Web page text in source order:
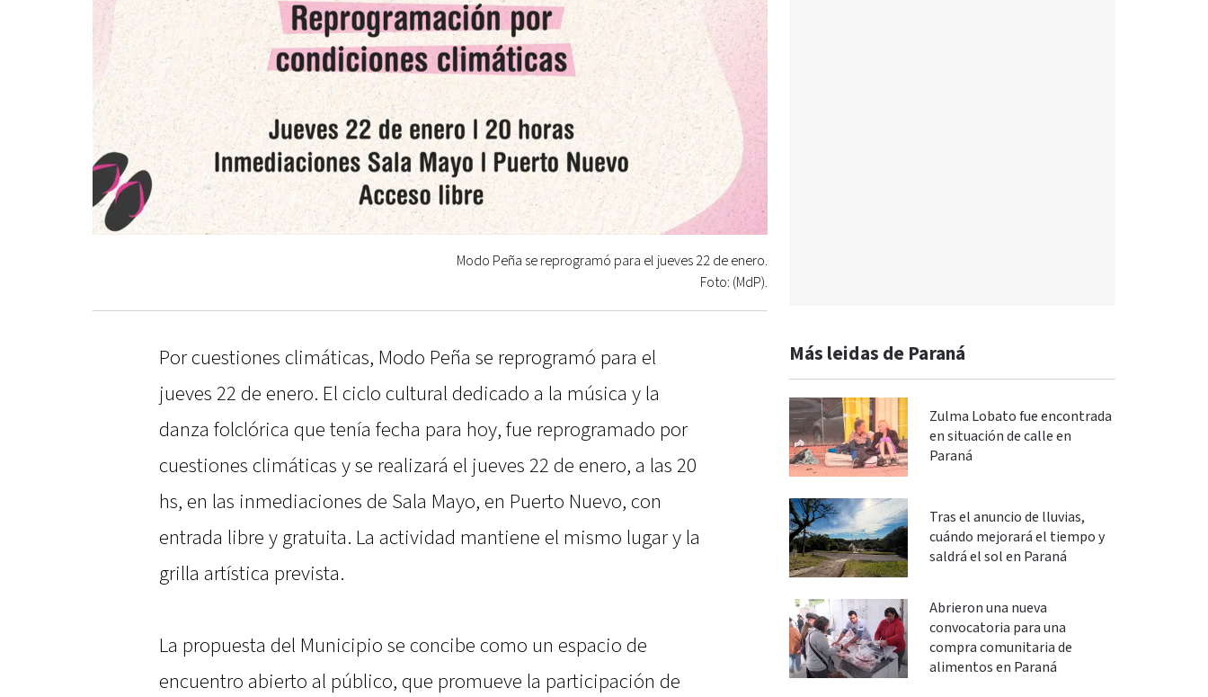
Modo Peña se reprogramó para el jueves 22 de enero.
Foto: (MdP).
Por cuestiones climáticas, Modo Peña se reprogramó para el
jueves 22 de enero. El ciclo cultural dedicado a la música y la
danza folclórica que tenía fecha para hoy, fue reprogramado por
cuestiones climáticas y se realizará el jueves 22 de enero, a las 20
hs, en las inmediaciones de Sala Mayo, en Puerto Nuevo, con
entrada libre y gratuita. La actividad mantiene el mismo lugar y la
grilla artística prevista.
La propuesta del Municipio se concibe como un espacio de
encuentro abierto al público, que promueve la participación de
Más leidas de Paraná
Zulma Lobato fue encontrada
en situación de calle en
Paraná
Tras el anuncio de lluvias,
cuándo mejorará el tiempo y
saldrá el sol en Paraná
Abrieron una nueva
convocatoria para una
compra comunitaria de
alimentos en Paraná